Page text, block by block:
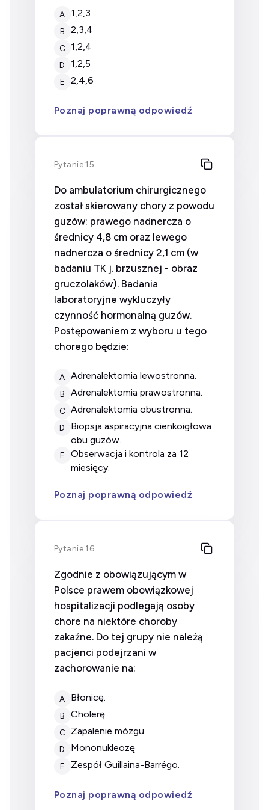
A 1,2,3
B 2,3,4
C 1,2,4
D 1,2,5
E 2,4,6
Poznaj poprawną odpowiedź
Pytanie 15
Do ambulatorium chirurgicznego
został skierowany chory z powodu
guzów: prawego nadnercza o
średnicy 4,8 cm oraz lewego
nadnercza o średnicy 2,1 cm (w
badaniu TK j. brzusznej - obraz
gruczolaków). Badania
laboratoryjne wykluczyły
czynność hormonalną guzów.
Postępowaniem z wyboru u tego
chorego będzie:
A adrenalektomia lewostronna.
B adrenalektomia prawostronna.
C adrenalektomia obustronna.
D
biopsja aspiracyjna cienkoigłowa
obu guzów.
E
obserwacja i kontrola za 12
miesięcy.
Poznaj poprawną odpowiedź
Pytanie 16
Zgodnie z obowiązującym w
Polsce prawem obowiązkowej
hospitalizacji podlegają osoby
chore na niektóre choroby
zakaźne. Do tej grupy nie należą
pacjenci podejrzani w
zachorowanie na:
A błonicę.
B cholerę
C zapalenie mózgu
D mononukleozę
E zespół Guillaina-Barrégo.
Poznaj poprawną odpowiedź